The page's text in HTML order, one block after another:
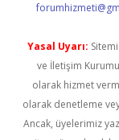
Yasal Uyarı:
ve İletişim
olarak hizmet
olarak denetleme
Ancak, üyelerimiz